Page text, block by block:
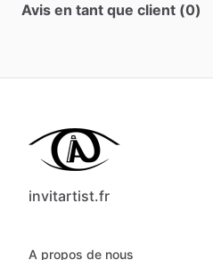
Avis en tant que client (0)
invitartist.fr
A propos de nous